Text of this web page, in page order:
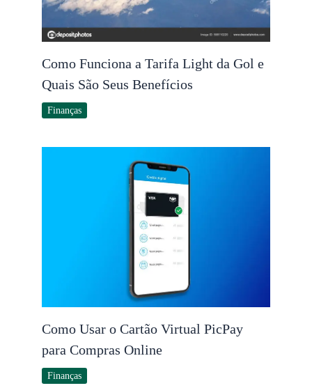
Como Funciona a Tarifa Light da Gol e
Quais São Seus Benefícios
Finanças
Como Usar o Cartão Virtual PicPay
para Compras Online
Finanças